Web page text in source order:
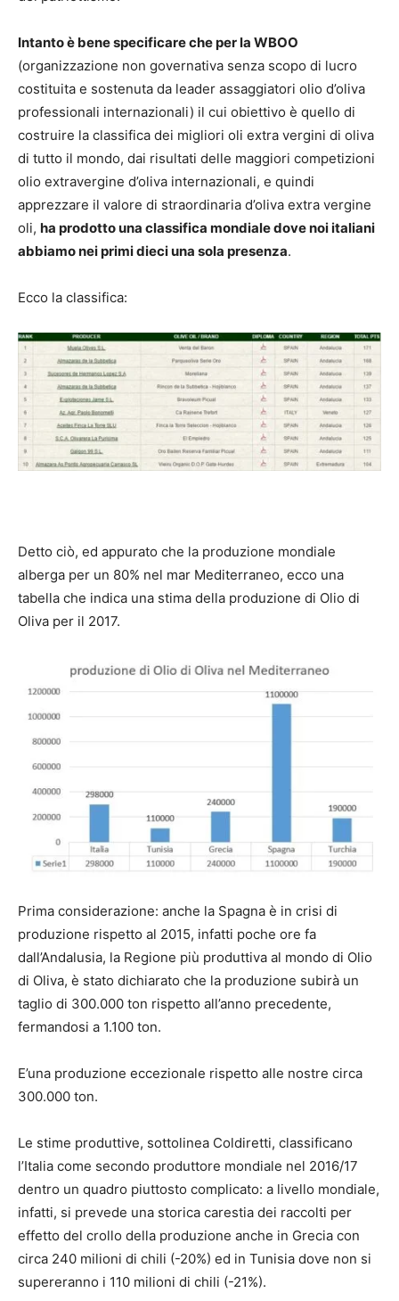
Intanto è bene specificare che per la WBOO
(organizzazione non governativa senza scopo di lucro
costituita e sostenuta da leader assaggiatori olio d’oliva
professionali internazionali) il cui obiettivo è quello di
costruire la classifica dei migliori oli extra vergini di oliva
di tutto il mondo, dai risultati delle maggiori competizioni
olio extravergine d’oliva internazionali, e quindi
apprezzare il valore di straordinaria d’oliva extra vergine
oli, ha prodotto una classifica mondiale dove noi italiani
abbiamo nei primi dieci una sola presenza.
Ecco la classifica:
Detto ciò, ed appurato che la produzione mondiale
alberga per un 80% nel mar Mediterraneo, ecco una
tabella che indica una stima della produzione di Olio di
Oliva per il 2017.
Prima considerazione: anche la Spagna è in crisi di
produzione rispetto al 2015, infatti poche ore fa
dall’Andalusia, la Regione più produttiva al mondo di Olio
di Oliva, è stato dichiarato che la produzione subirà un
taglio di 300.000 ton rispetto all’anno precedente,
fermandosi a 1.100 ton.
E’una produzione eccezionale rispetto alle nostre circa
300.000 ton.
Le stime produttive, sottolinea Coldiretti, classificano
l’Italia come secondo produttore mondiale nel 2016/17
dentro un quadro piuttosto complicato: a livello mondiale,
infatti, si prevede una storica carestia dei raccolti per
effetto del crollo della produzione anche in Grecia con
circa 240 milioni di chili (-20%) ed in Tunisia dove non si
supereranno i 110 milioni di chili (-21%).